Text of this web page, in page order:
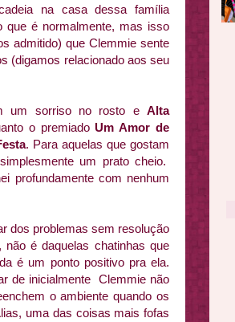
na casa dessa família
é normalmente, mas isso
admitido) que Clemmie sente
(digamos relacionado aos seu
um sorriso no rosto e Alta
o premiadoUm Amor de
. Para aquelas que gostam
um prato cheio.
profundamente com nenhum
dos problemas sem resolução
é daquelas chatinhas que
é um ponto positivo pra ela.
de inicialmente Clemmie não
o ambiente quando os
uma das coisas mais fofas